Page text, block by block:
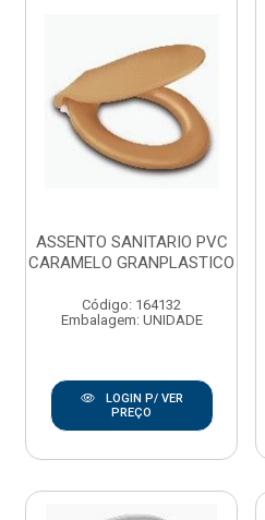
ASSENTO SANITARIO PVC
CARAMELO GRANPLASTICO
Código: 164132
Embalagem: UNIDADE
LOGIN P/ VER
PREÇO